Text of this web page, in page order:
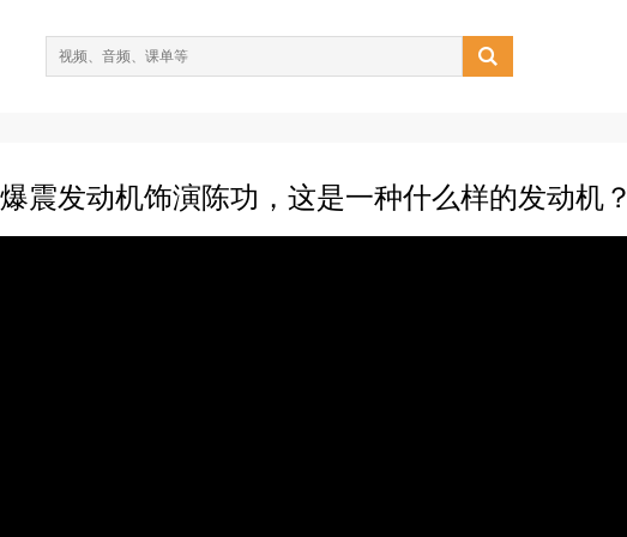

震发动机饰演陈功，这是一种什么样的发动机？